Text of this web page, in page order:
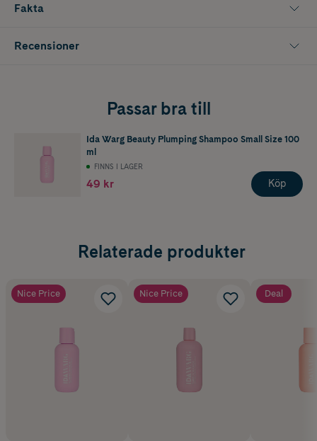
Fakta
Recensioner
Passar bra till
Ida Warg Beauty Plumping Shampoo Small Size 100
ml
FINNS I LAGER
49 kr Köp
Relaterade produkter
Nice Price Nice Price Deal